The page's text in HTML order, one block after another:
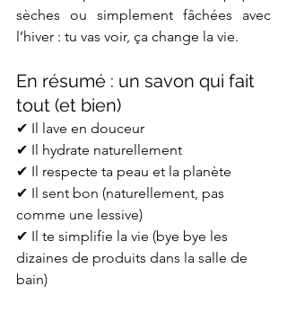
sèches ou simplement fâchées avec
l’hiver : tu vas voir, ça change la vie.
En résumé : un savon qui fait
tout (et bien)
✔ Il lave en douceur
✔ Il hydrate naturellement
✔ Il respecte ta peau et la planète
✔ Il sent bon (naturellement, pas
comme une lessive)
✔ Il te simplifie la vie (bye bye les
dizaines de produits dans la salle de
bain)